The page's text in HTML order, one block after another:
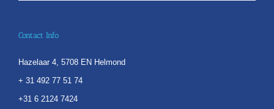
Contact Info
Hazelaar 4, 5708 EN Helmond
+ 31 492 77 51 74
+31 6 2124 7424